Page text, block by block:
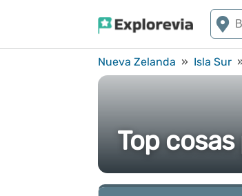
Nueva Zelanda » Isla Sur
Top